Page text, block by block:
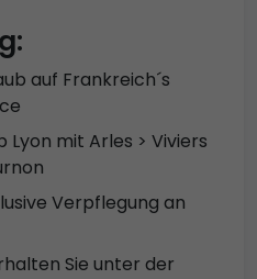
auf Frankreich´s
Lyon mit Arles > Viviers
Verpflegung an
Sie unter der